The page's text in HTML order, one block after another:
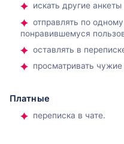
искать другие
отправлять по
понравившемуся
оставлять в
просматривать
Платные
переписка в чате.